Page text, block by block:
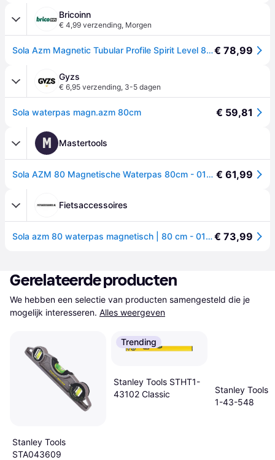
Bricoinn
€ 4,99 verzending, Morgen
Sola Azm Magnetic Tubular Profile Spirit Level 800 Mm Goud€ 78,99
Gyzs
€ 6,95 verzending, 3-5 dagen
Sola waterpas magn.azm 80cm € 59,81
M Mastertools
Sola AZM 80 Magnetische Waterpas 80cm - 01821101 € 61,99
Fietsaccessoires
Sola azm 80 waterpas magnetisch | 80 cm - 01821101€ 73,99
Gerelateerde producten
We hebben een selectie van producten samengesteld die je
mogelijk interesseren. Alles weergeven
Stanley Tools
STA043609
Trending
Stanley Tools STHT1-
43102 Classic
Stanley Tools
1-43-548